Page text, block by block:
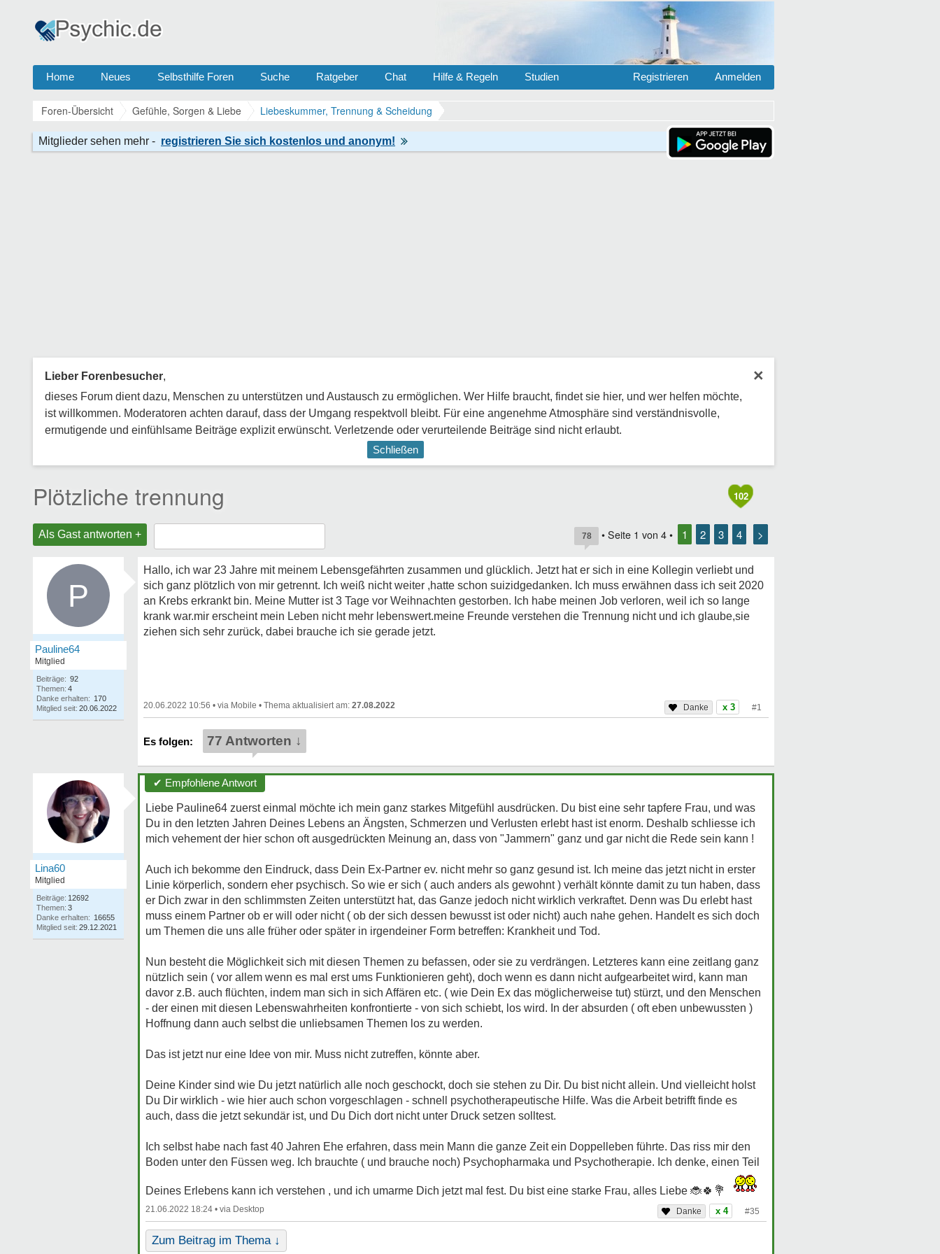
Home Neues Selbsthilfe Foren Suche Ratgeber Chat Hilfe & Regeln Studien Anmelden
Registrieren
Foren-Übersicht Gefühle, Sorgen & Liebe Liebeskummer, Trennung & Scheidung
×
Lieber Forenbesucher,
dieses Forum dient dazu, Menschen zu unterstützen und Austausch zu ermöglichen. Wer Hilfe braucht, findet sie hier, und wer helfen möchte,
ist willkommen. Moderatoren achten darauf, dass der Umgang respektvoll bleibt. Für eine angenehme Atmosphäre sind verständnisvolle,
ermutigende und einfühlsame Beiträge explizit erwünscht. Verletzende oder verurteilende Beiträge sind nicht erlaubt.
Schließen
102
Plötzliche trennung
Als Gast antworten + 78 • Seite 1 von 4 • 1 2 3 4 >
P
Pauline64
Mitglied
Beiträge: 92
Themen: 4
Danke erhalten: 170
Mitglied seit: 20.06.2022
Hallo, ich war 23 Jahre mit meinem Lebensgefährten zusammen und glücklich. Jetzt hat er sich in eine Kollegin verliebt und
sich ganz plötzlich von mir getrennt. Ich weiß nicht weiter ,hatte schon suizidgedanken. Ich muss erwähnen dass ich seit 2020
an Krebs erkrankt bin. Meine Mutter ist 3 Tage vor Weihnachten gestorben. Ich habe meinen Job verloren, weil ich so lange
krank war.mir erscheint mein Leben nicht mehr lebenswert.meine Freunde verstehen die Trennung nicht und ich glaube,sie
ziehen sich sehr zurück, dabei brauche ich sie gerade jetzt.
20.06.2022 10:56 • • 27.08.2022 x 3 #1
77 Antworten ↓
Lina60
Mitglied
Beiträge: 12692
Themen: 3
Danke erhalten: 16655
Mitglied seit: 29.12.2021
✔ Empfohlene Antwort
Liebe Pauline64 zuerst einmal möchte ich mein ganz starkes Mitgefühl ausdrücken. Du bist eine sehr tapfere Frau, und was
Du in den letzten Jahren Deines Lebens an Ängsten, Schmerzen und Verlusten erlebt hast ist enorm. Deshalb schliesse ich
mich vehement der hier schon oft ausgedrückten Meinung an, dass von "Jammern" ganz und gar nicht die Rede sein kann !
Auch ich bekomme den Eindruck, dass Dein Ex-Partner ev. nicht mehr so ganz gesund ist. Ich meine das jetzt nicht in erster
Linie körperlich, sondern eher psychisch. So wie er sich ( auch anders als gewohnt ) verhält könnte damit zu tun haben, dass
er Dich zwar in den schlimmsten Zeiten unterstützt hat, das Ganze jedoch nicht wirklich verkraftet. Denn was Du erlebt hast
muss einem Partner ob er will oder nicht ( ob der sich dessen bewusst ist oder nicht) auch nahe gehen. Handelt es sich doch
um Themen die uns alle früher oder später in irgendeiner Form betreffen: Krankheit und Tod.
Nun besteht die Möglichkeit sich mit diesen Themen zu befassen, oder sie zu verdrängen. Letzteres kann eine zeitlang ganz
nützlich sein ( vor allem wenn es mal erst ums Funktionieren geht), doch wenn es dann nicht aufgearbeitet wird, kann man
davor z.B. auch flüchten, indem man sich in sich Affären etc. ( wie Dein Ex das möglicherweise tut) stürzt, und den Menschen
- der einen mit diesen Lebenswahrheiten konfrontierte - von sich schiebt, los wird. In der absurden ( oft eben unbewussten )
Hoffnung dann auch selbst die unliebsamen Themen los zu werden.
Das ist jetzt nur eine Idee von mir. Muss nicht zutreffen, könnte aber.
Deine Kinder sind wie Du jetzt natürlich alle noch geschockt, doch sie stehen zu Dir. Du bist nicht allein. Und vielleicht holst
Du Dir wirklich - wie hier auch schon vorgeschlagen - schnell psychotherapeutische Hilfe. Was die Arbeit betrifft finde es
auch, dass die jetzt sekundär ist, und Du Dich dort nicht unter Druck setzen solltest.
Ich selbst habe nach fast 40 Jahren Ehe erfahren, dass mein Mann die ganze Zeit ein Doppelleben führte. Das riss mir den
Boden unter den Füssen weg. Ich brauchte ( und brauche noch) Psychopharmaka und Psychotherapie. Ich denke, einen Teil
Deines Erlebens kann ich verstehen , und ich umarme Dich jetzt mal fest. Du bist eine starke Frau, alles Liebe 🐞🍀💐
21.06.2022 18:24 • x 4 #35
Zum Beitrag im Thema ↓